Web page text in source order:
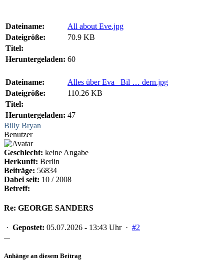
Dateiname:
All about Eve.jpg
Dateigröße:
70.9 KB
Titel:
Heruntergeladen: 60
Dateiname:
Alles über Eva _Bil … dern.jpg
Dateigröße:
110.26 KB
Titel:
Heruntergeladen: 47
Billy Bryan
Benutzer
Geschlecht: keine Angabe
Herkunft: Berlin
Beiträge: 56834
Dabei seit: 10 / 2008
Betreff:
Re: GEORGE SANDERS
· Gepostet: 05.07.2026 - 13:43 Uhr · #2
...
Anhänge an diesem Beitrag